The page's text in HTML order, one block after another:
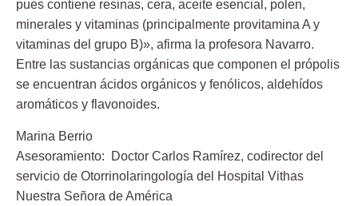
pues contiene resinas, cera, aceite esencial, polen,
minerales y vitaminas (principalmente provitamina A y
vitaminas del grupo B)», afirma la profesora Navarro.
Entre las sustancias orgánicas que componen el própolis
se encuentran ácidos orgánicos y fenólicos, aldehídos
aromáticos y flavonoides.
Marina Berrio
Asesoramiento:
Doctor Carlos Ramírez, codirector del
servicio de Otorrinolaringología del Hospital Vithas
Nuestra Señora de América